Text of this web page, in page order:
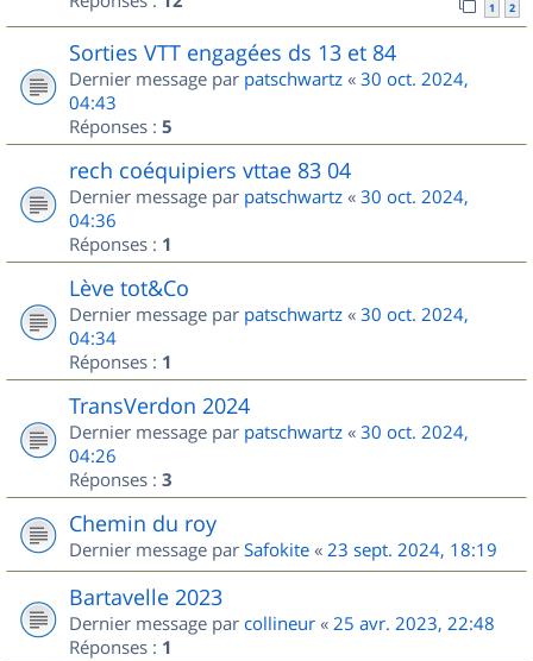
1 2
Sorties VTT engagées ds 13 et 84
Dernier message par patschwartz « 30 oct. 2024,
04:43
Réponses : 5
rech coéquipiers vttae 83 04
Dernier message par patschwartz « 30 oct. 2024,
04:36
Réponses : 1
Lève tot&Co
Dernier message par patschwartz « 30 oct. 2024,
04:34
Réponses : 1
TransVerdon 2024
Dernier message par patschwartz « 30 oct. 2024,
04:26
Réponses : 3
Chemin du roy
Dernier message par Safokite « 23 sept. 2024, 18:19
Bartavelle 2023
Dernier message par collineur « 25 avr. 2023, 22:48
Réponses : 1